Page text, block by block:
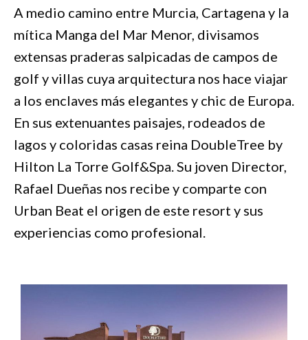
A medio camino entre Murcia, Cartagena y la
mítica Manga del Mar Menor, divisamos
extensas praderas salpicadas de campos de
golf y villas cuya arquitectura nos hace viajar
a los enclaves más elegantes y chic de Europa.
En sus extenuantes paisajes, rodeados de
lagos y coloridas casas reina DoubleTree by
Hilton La Torre Golf&Spa. Su joven Director,
Rafael Dueñas nos recibe y comparte con
Urban Beat el origen de este resort y sus
experiencias como profesional.